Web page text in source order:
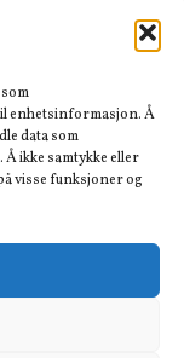
enhetsinformasjon. Å
data som
ikke samtykke eller
visse funksjoner og